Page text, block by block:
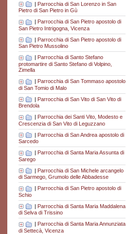
| Parrocchia di San Lorenzo in San
Pietro di San Pietro in Gù
Parrocchia di San Pietro apostolo di
San Pietro Intrigogna, Vicenza
| Parrocchia di San Pietro apostolo di
San Pietro Mussolino
Parrocchia di Santo Stefano
protomartire di Santo Stefano di Volpino,
Zimella
| Parrocchia di San Tommaso apostolo
di San Tomio di Malo
| Parrocchia di San Vito di San Vito di
Brendola
| Parrocchia dei Santi Vito, Modesto e
Crescenzia di San Vito di Leguzzano
| Parrocchia di San Andrea apostolo di
Sarcedo
| Parrocchia di Santa Maria Assunta di
Sarego
| Parrocchia di San Michele arcangelo
di Sarmego, Grumolo delle Abbadesse
Parrocchia di San Pietro apostolo di
Schio
| Parrocchia di Santa Maria Maddalena
di Selva di Trissino
Parrocchia di Santa Maria Annunziata
di Settecà, Vicenza